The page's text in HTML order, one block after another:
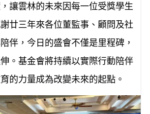
讓雲林的未來因每一位受獎學生
廿三年來各位董監事、顧問及社
伴，今日的盛會不僅是里程碑，
。基金會將持續以實際行動陪伴
的力量成為改變未來的起點。